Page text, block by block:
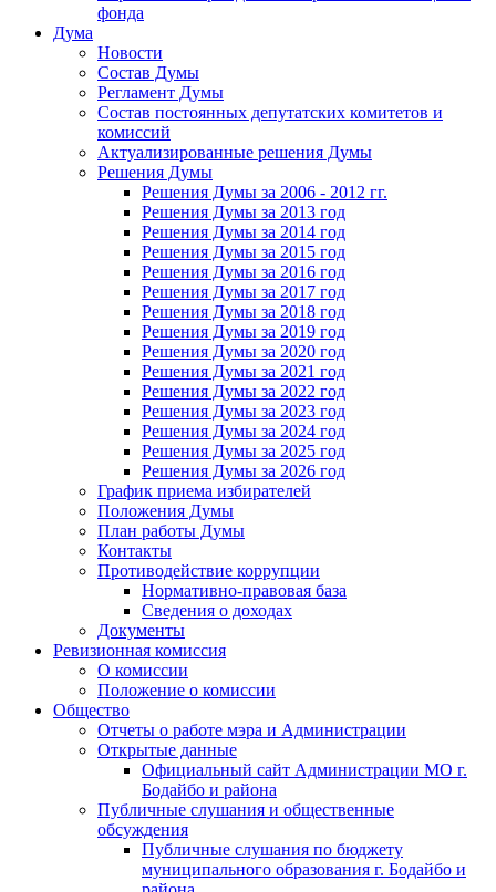
фонда
Дума
Новости
Состав Думы
Регламент Думы
Состав постоянных депутатских комитетов и
комиссий
Актуализированные решения Думы
Решения Думы
Решения Думы за 2006 - 2012 гг.
Решения Думы за 2013 год
Решения Думы за 2014 год
Решения Думы за 2015 год
Решения Думы за 2016 год
Решения Думы за 2017 год
Решения Думы за 2018 год
Решения Думы за 2019 год
Решения Думы за 2020 год
Решения Думы за 2021 год
Решения Думы за 2022 год
Решения Думы за 2023 год
Решения Думы за 2024 год
Решения Думы за 2025 год
Решения Думы за 2026 год
График приема избирателей
Положения Думы
План работы Думы
Контакты
Противодействие коррупции
Нормативно-правовая база
Сведения о доходах
Документы
Ревизионная комиссия
О комиссии
Положение о комиссии
Общество
Отчеты о работе мэра и Администрации
Открытые данные
Официальный сайт Администрации МО г.
Бодайбо и района
Публичные слушания и общественные
обсуждения
Публичные слушания по бюджету
муниципального образования г. Бодайбо и